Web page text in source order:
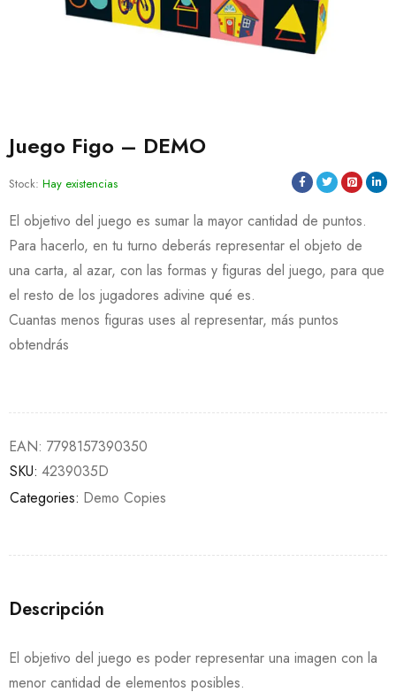
Juego Figo – DEMO
Stock: Hay existencias
El objetivo del juego es sumar la mayor cantidad de puntos.
Para hacerlo, en tu turno deberás representar el objeto de
una carta, al azar, con las formas y figuras del juego, para que
el resto de los jugadores adivine qué es.
Cuantas menos figuras uses al representar, más puntos
obtendrás
EAN: 7798157390350
SKU: 4239035D
Categories: Demo Copies
Descripción
El objetivo del juego es poder representar una imagen con la
menor cantidad de elementos posibles.